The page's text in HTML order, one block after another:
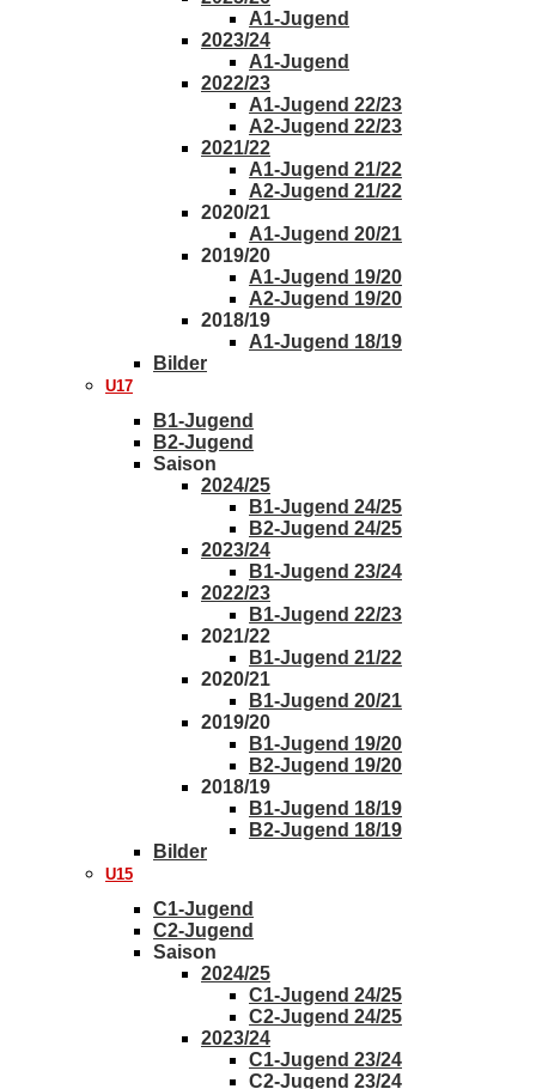
A1-Jugend
2023/24
A1-Jugend
2022/23
A1-Jugend 22/23
A2-Jugend 22/23
2021/22
A1-Jugend 21/22
A2-Jugend 21/22
2020/21
A1-Jugend 20/21
2019/20
A1-Jugend 19/20
A2-Jugend 19/20
2018/19
A1-Jugend 18/19
Bilder
U17
B1-Jugend
B2-Jugend
Saison
2024/25
B1-Jugend 24/25
B2-Jugend 24/25
2023/24
B1-Jugend 23/24
2022/23
B1-Jugend 22/23
2021/22
B1-Jugend 21/22
2020/21
B1-Jugend 20/21
2019/20
B1-Jugend 19/20
B2-Jugend 19/20
2018/19
B1-Jugend 18/19
B2-Jugend 18/19
Bilder
U15
C1-Jugend
C2-Jugend
Saison
2024/25
C1-Jugend 24/25
C2-Jugend 24/25
2023/24
C1-Jugend 23/24
C2-Jugend 23/24